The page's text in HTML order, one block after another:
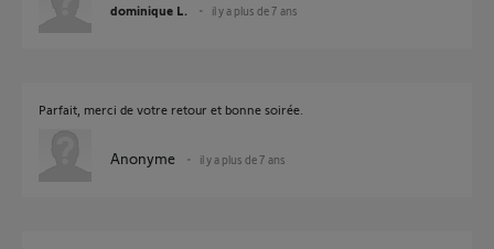
dominique L. il y a plus de 7 ans
Parfait, merci de votre retour et bonne soirée.
Anonyme il y a plus de 7 ans